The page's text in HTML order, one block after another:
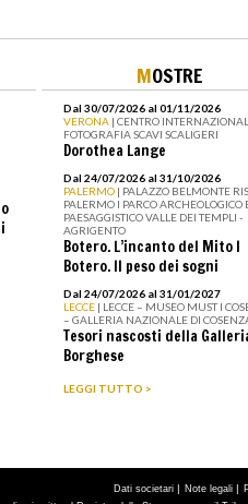
MOSTRE
Dal 30/07/2026 al 01/11/2026
VERONA | CENTRO
FOTOGRAFIA SCAVI SCALIGERI
Dorothea Lange
Dal 24/07/2026 al 31/10/2026
PALERMO | PALAZZO BELMONTE
PALERMO I PARCO ARCHEOLOGICO
PAESAGGISTICO VALLE DEI TEMPLI -
AGRIGENTO
Botero. L’incanto del Mito I
Botero. Il peso dei sogni
Dal 24/07/2026 al 31/01/2027
LECCE | LECCE – MUSEO MUST I
– GALLERIA NAZIONALE DI
Tesori nascosti della
Borghese
LEGGI TUTTO >
Dati societari | Note legali |